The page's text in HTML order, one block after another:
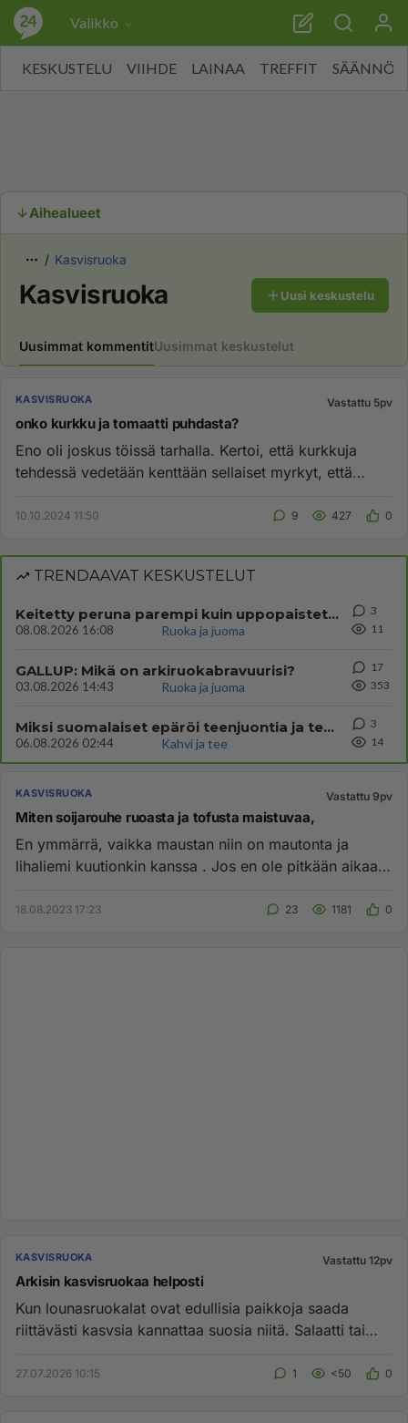
Valikko
KESKUSTELU VIIHDE LAINAA TREFFIT SÄÄNNÖT
Aihealueet
Kasvisruoka
Kasvisruoka Uusi keskustelu
Uusimmat kommentitUusimmat keskustelut
KASVISRUOKA Vastattu 5pv
onko kurkku ja tomaatti puhdasta?
Eno oli joskus töissä tarhalla. Kertoi, että kurkkuja
tehdessä vedetään kenttään sellaiset myrkyt, että
10.10.2024 11:50 9 427 0
TRENDAAVAT KESKUSTELUT
Keitetty peruna parempi kuin uppopaistettu
08.08.2026 16:08 Ruoka ja juoma
3
11
GALLUP: Mikä on arkiruokabravuurisi?
03.08.2026 14:43 Ruoka ja juoma
17
353
Miksi suomalaiset epäröi teenjuontia ja teenjuojaa?
06.08.2026 02:44 Kahvi ja tee
3
14
KASVISRUOKA Vastattu 9pv
Miten soijarouhe ruoasta ja tofusta maistuvaa,
En ymmärrä, vaikka maustan niin on mautonta ja
lihaliemi kuutionkin kanssa . Jos en ole pitkään aikaan
18.08.2023 17:23 23 1181 0
KASVISRUOKA Vastattu 12pv
Arkisin kasvisruokaa helposti
Kun lounasruokalat ovat edullisia paikkoja saada
riittävästi kasvsia kannattaa suosia niitä. Salaatti tai
27.07.2026 10:15 1 <50 0